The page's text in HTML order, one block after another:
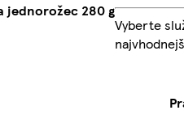
jednorožec 280 g
Vyberte